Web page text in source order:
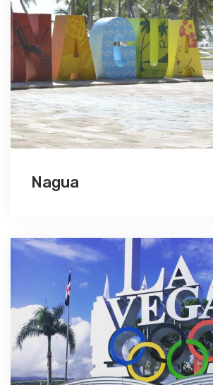
Nagua